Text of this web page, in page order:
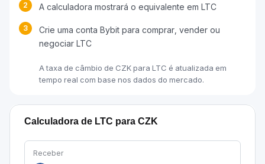
2 A calculadora mostrará o equivalente em LTC
3
Crie uma conta Bybit para comprar, vender ou
negociar LTC
A taxa de câmbio de CZK para LTC é atualizada em
tempo real com base nos dados do mercado.
Calculadora de LTC para CZK
Receber